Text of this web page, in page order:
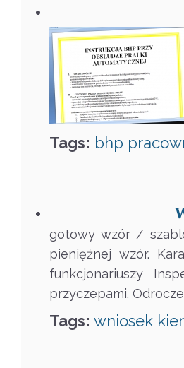
Tags: bhp
gotowy wzór /
pieniężnej wzór.
funkcjonariuszy
przyczepami.
Tags: wniosek